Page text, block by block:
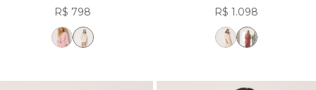
R$ 798 R$ 1.098